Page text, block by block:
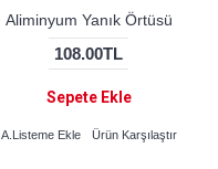
Aliminyum Yanık Örtüsü
108.00TL
Sepete Ekle
A.Listeme Ekle Ürün Karşılaştır